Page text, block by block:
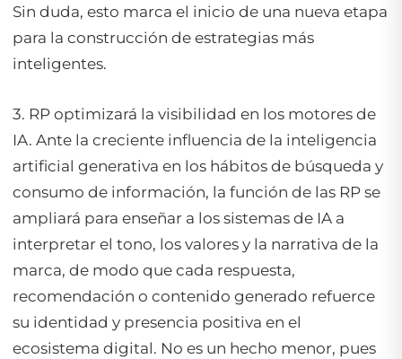
Sin duda, esto marca el inicio de una nueva etapa
para la construcción de estrategias más
inteligentes.
3. RP optimizará la visibilidad en los motores de
IA. Ante la creciente influencia de la inteligencia
artificial generativa en los hábitos de búsqueda y
consumo de información, la función de las RP se
ampliará para enseñar a los sistemas de IA a
interpretar el tono, los valores y la narrativa de la
marca, de modo que cada respuesta,
recomendación o contenido generado refuerce
su identidad y presencia positiva en el
ecosistema digital. No es un hecho menor, pues